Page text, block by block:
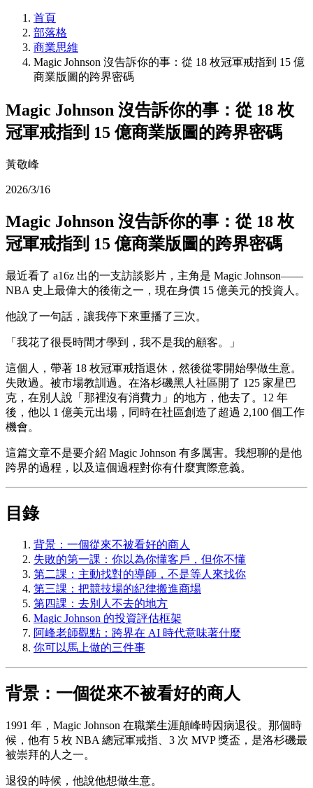
首頁
部落格
商業思維
Magic Johnson 沒告訴你的事：從 18 枚冠軍戒指到 15 億
商業版圖的跨界密碼
Magic Johnson 沒告訴你的事：從 18 枚
冠軍戒指到 15 億商業版圖的跨界密碼
黃敬峰
2026/3/16
Magic Johnson 沒告訴你的事：從 18 枚
冠軍戒指到 15 億商業版圖的跨界密碼
最近看了 a16z 出的一支訪談影片，主角是 Magic Johnson——
NBA 史上最偉大的後衛之一，現在身價 15 億美元的投資人。
他說了一句話，讓我停下來重播了三次。
「我花了很長時間才學到，我不是我的顧客。」
這個人，帶著 18 枚冠軍戒指退休，然後從零開始學做生意。
失敗過。被市場教訓過。在洛杉磯黑人社區開了 125 家星巴
克，在別人說「那裡沒有消費力」的地方，他去了。12 年
後，他以 1 億美元出場，同時在社區創造了超過 2,100 個工作
機會。
這篇文章不是要介紹 Magic Johnson 有多厲害。我想聊的是他
跨界的過程，以及這個過程對你有什麼實際意義。
目錄
背景：一個從來不被看好的商人
失敗的第一課：你以為你懂客戶，但你不懂
第二課：主動找對的導師，不是等人來找你
第三課：把競技場的紀律搬進商場
第四課：去別人不去的地方
Magic Johnson 的投資評估框架
阿峰老師觀點：跨界在 AI 時代意味著什麼
你可以馬上做的三件事
背景：一個從來不被看好的商人
1991 年，Magic Johnson 在職業生涯顛峰時因病退役。那個時
候，他有 5 枚 NBA 總冠軍戒指、3 次 MVP 獎盃，是洛杉磯最
被崇拜的人之一。
退役的時候，他說他想做生意。